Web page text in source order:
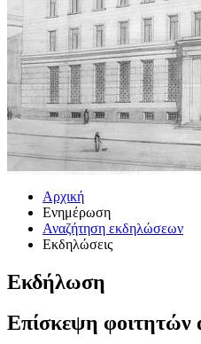
Αρχική
Ενημέρωση
Αναζήτηση εκδηλώσεων
Εκδηλώσεις
Εκδήλωση
Επίσκεψη φοιτητών